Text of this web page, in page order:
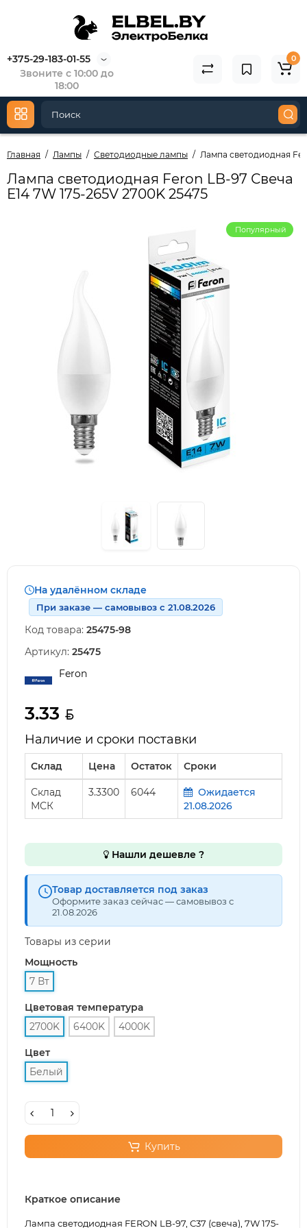
+375-29-183-01-55
Звоните с 10:00 до
18:00
0
Главная Лампы Светодиодные лампы Лампа светодиодная
Лампа светодиодная Feron LB-97 Свеча
E14 7W 175-265V 2700K 25475
Популярный
На удалённом складе
При заказе — самовывоз с 21.08.2026
Код товара: 25475-98
Артикул: 25475
Feron
3.33
Наличие и сроки поставки
Склад Цена Остаток Сроки
Склад
МСК
3.3300 6044
Ожидается
21.08.2026
Нашли дешевле ?
Товар доставляется под заказ
Оформите заказ сейчас — самовывоз с
21.08.2026
Товары из серии
Мощность
7 Вт
Цветовая температура
2700K
6400K 4000K
Цвет
Белый
Купить
Краткое описание
Лампа светодиодная FERON LB-97, C37 (свеча), 7W 175-